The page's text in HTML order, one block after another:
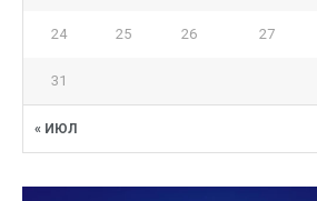
« ИЮЛ
24 25 26 27
31